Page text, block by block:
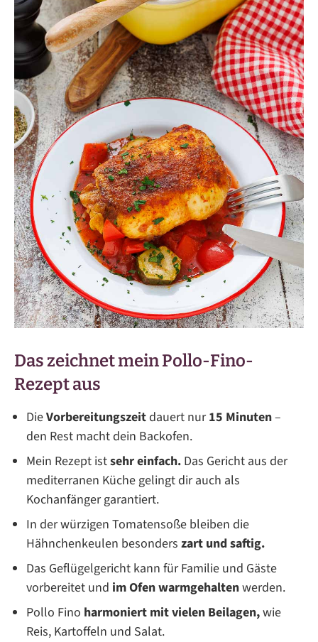
Das zeichnet mein Pollo-Fino-
Rezept aus
DieVorbereitungszeitdauert nur15 Minuten–
den Rest macht dein Backofen.
Mein Rezept istsehr einfach. Das Gericht aus der
mediterranen Küche gelingt dir auch als
Kochanfänger garantiert.
In der würzigen Tomatensoße bleiben die
Hähnchenkeulen besonders zart und saftig.
Das Geflügelgericht kann für Familie und Gäste
vorbereitet und im Ofen warmgehaltenwerden.
Pollo Fino harmoniert mit vielen Beilagen,wie
Reis, Kartoffeln und Salat.